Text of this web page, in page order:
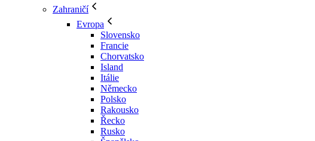
Zahraničí
Evropa
Slovensko
Francie
Chorvatsko
Island
Itálie
Německo
Polsko
Rakousko
Řecko
Rusko